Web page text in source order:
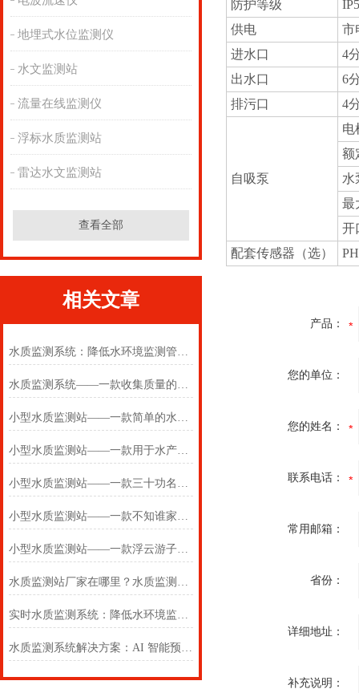
地埋式水位监测仪
水文监测站
流量在线监测仪
浮标水质监测站
雷达水文监测站
查看全部
相关文章
水质监测系统：降低水环境监测管理成本
水质监测系统——一款收集质量的在线水质监测系统2025(万象推送)
小型水质监测站——一款简单的水质监测系统 2025(万象推送)
小型水质监测站——一款用于水产养殖的水质监测系统2024万象环境
小型水质监测站——一款三十功名尘与土的水质监测系统2024万象环境
小型水质监测站——一款不知谁家子的水质监测系统2024万象环境
小型水质监测站——一款浮云游子意的水质监测系统 2024万象环境
水质监测站厂家在哪里？水质监测系统-地表水监测设备2024（全国+包邮）
实时水质监测系统：降低水环境监测管理成本
水质监测系统解决方案：AI 智能预警，构建污染防控闭环体系
防护等级
供电
市
进水口
4
出水口
6
排污口
4
自吸泵
电
额
水
最
开
配套传感器（选）
产品：
您的单位：
您的姓名：
联系电话：
常用邮箱：
省份：
详细地址：
补充说明：